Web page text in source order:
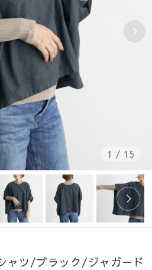
1 / 15
ャツ/ブラック/ジャガード